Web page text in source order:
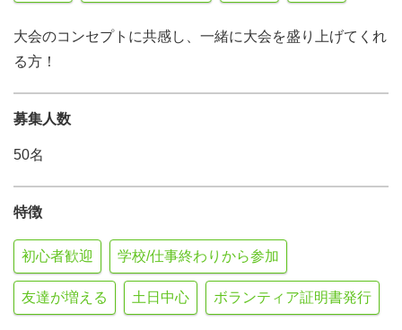
大会のコンセプトに共感し、一緒に大会を盛り上げてくれ
る方！
募集人数
50名
特徴
初心者歓迎 学校/仕事終わりから参加
友達が増える 土日中心 ボランティア証明書発行